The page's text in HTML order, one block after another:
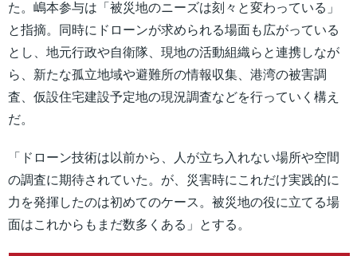
た。嶋本参与は「被災地のニーズは刻々と変わっている」
と指摘。同時にドローンが求められる場面も広がっている
とし、地元行政や自衛隊、現地の活動組織らと連携しなが
ら、新たな孤立地域や避難所の情報収集、港湾の被害調
査、仮設住宅建設予定地の現況調査などを行っていく構え
だ。
「ドローン技術は以前から、人が立ち入れない場所や空間
の調査に期待されていた。が、災害時にこれだけ実践的に
力を発揮したのは初めてのケース。被災地の役に立てる場
面はこれからもまだ数多くある」とする。